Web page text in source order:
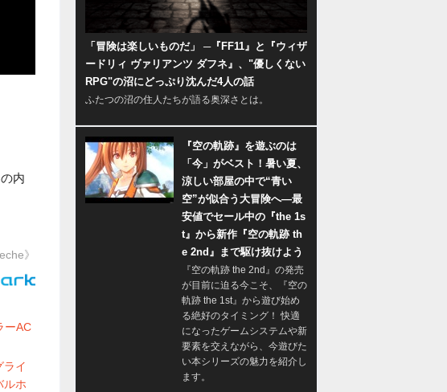
内
》
ーAC
イ
ルホ
「冒険は楽しいものだ」 ─『FF11』と『ウィザ
ードリィ ヴァリアンツ ダフネ』、"優しくない
RPG"の沼にどっぷり沈んだ4人の話
ふたつの沼の住人たちが語る奥深さとは。
『空の軌跡』を遊ぶのは
「今」がベスト！暑い夏、
涼しい部屋の中で“青い
空”が似合う大冒険へ―最
安値でセール中の『the 1s
t』から新作『空の軌跡 th
e 2nd』まで駆け抜けよう
『空の軌跡 the 2nd』の発売
が目前に迫る今こそ、『空の
軌跡 the 1st』から遊び始め
る絶好のタイミング！ 快適
になったゲームシステムや新
要素を交えながら、今遊びた
い本シリーズの魅力を紹介し
ます。